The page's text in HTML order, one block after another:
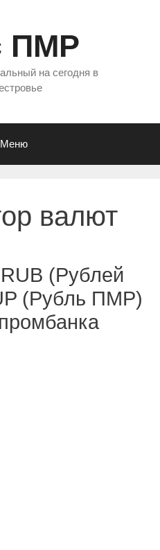
ПМР
на сегодня в
Меню
валют
(Рублей
(Рубль ПМР)